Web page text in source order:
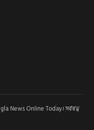
News Online Today। সর্বস্বত্ব